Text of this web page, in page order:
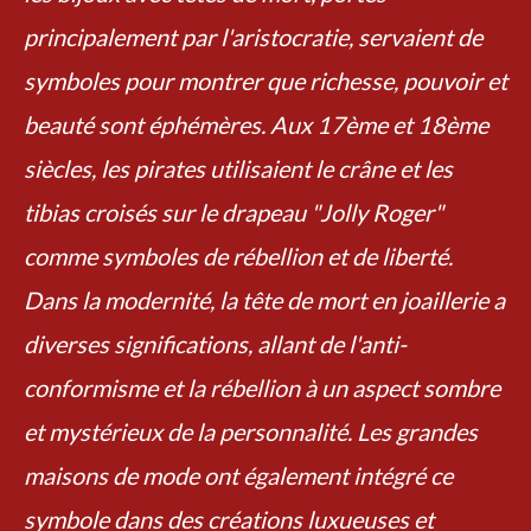
principalement par l'aristocratie, servaient de
symboles pour montrer que richesse, pouvoir et
beauté sont éphémères. Aux 17ème et 18ème
siècles, les pirates utilisaient le crâne et les
tibias croisés sur le drapeau "Jolly Roger"
comme symboles de rébellion et de liberté.
Dans la modernité, la tête de mort en joaillerie a
diverses significations, allant de l'anti-
conformisme et la rébellion à un aspect sombre
et mystérieux de la personnalité. Les grandes
maisons de mode ont également intégré ce
symbole dans des créations luxueuses et